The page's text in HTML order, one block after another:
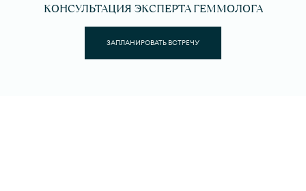
КОНСУЛЬТАЦИЯ ЭКСПЕРТА ГЕММОЛОГА
ЗАПЛАНИРОВАТЬ ВСТРЕЧУ